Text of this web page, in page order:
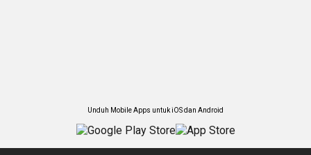
Unduh Mobile Apps untuk iOS dan Android